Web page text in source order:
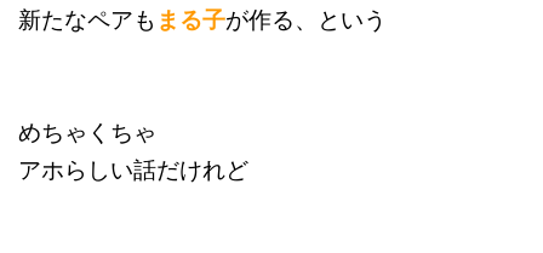
新たなペアも まる子が作る、という
めちゃくちゃ
アホらしい話だけれど